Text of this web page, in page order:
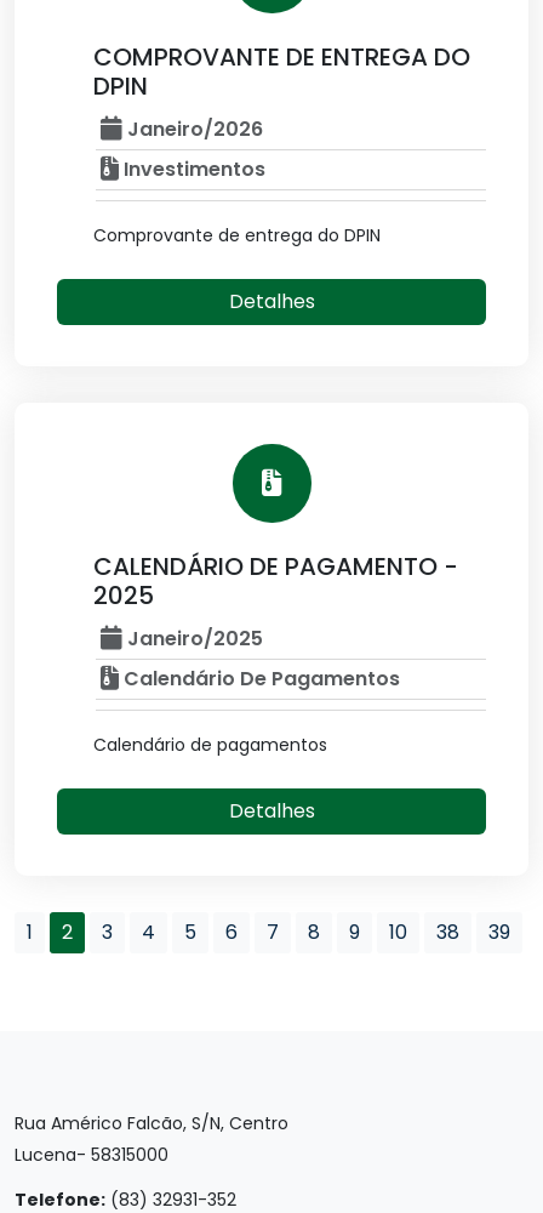
COMPROVANTE DE ENTREGA DO
DPIN
Janeiro/2026
Investimentos
Comprovante de entrega do DPIN
Detalhes
CALENDÁRIO DE PAGAMENTO -
2025
Janeiro/2025
Calendário De Pagamentos
Calendário de pagamentos
Detalhes
1 2 3 4 5 6 7 8 9 10 38 39
Rua Américo Falcão, S/N, Centro
Lucena- 58315000
Telefone: (83) 32931-352